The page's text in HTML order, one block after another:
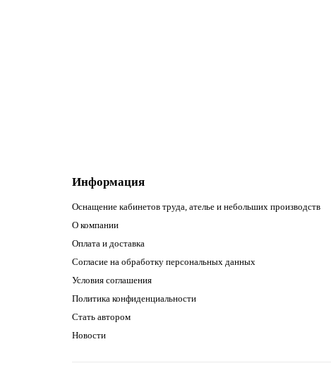
Информация
Оснащение кабинетов труда, ателье и небольших производств
О компании
Оплата и доставка
Согласие на обработку персональных данных
Условия соглашения
Политика конфиденциальности
Стать автором
Новости